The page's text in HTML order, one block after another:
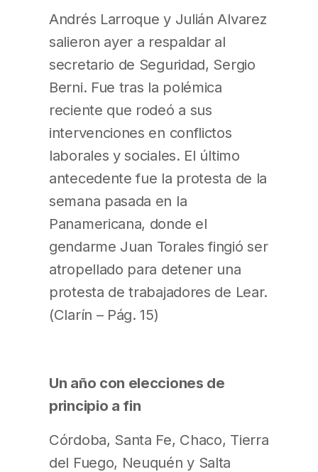
Andrés Larroque y Julián Alvarez
salieron ayer a respaldar al
secretario de Seguridad, Sergio
Berni. Fue tras la polémica
reciente que rodeó a sus
intervenciones en conflictos
laborales y sociales. El último
antecedente fue la protesta de la
semana pasada en la
Panamericana, donde el
gendarme Juan Torales fingió ser
atropellado para detener una
protesta de trabajadores de Lear.
(Clarín – Pág. 15)
Un año con elecciones de
principio a fin
Córdoba, Santa Fe, Chaco, Tierra
del Fuego, Neuquén y Salta